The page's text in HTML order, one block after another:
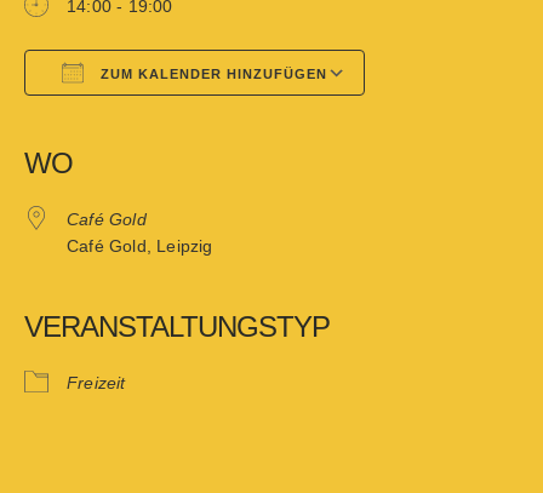
14:00 - 19:00
ZUM KALENDER HINZUFÜGEN
WO
Café Gold
Café Gold, Leipzig
VERANSTALTUNGSTYP
Freizeit